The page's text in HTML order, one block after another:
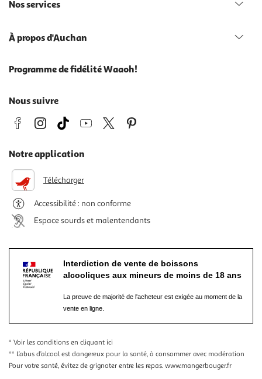
Nos services
À propos d'Auchan
Programme de fidélité Waaoh!
Nous suivre
Notre application
Télécharger
Accessibilité : non conforme
Espace sourds et malentendants
Interdiction de vente de boissons
alcooliques aux mineurs de moins de 18 ans
La preuve de majorité de l'acheteur est exigée au moment de la
vente en ligne.
* Voir les conditions en cliquant ici
** L’abus d’alcool est dangereux pour la santé, à consommer avec modération
Pour votre santé, évitez de grignoter entre les repas. www.mangerbouger.fr